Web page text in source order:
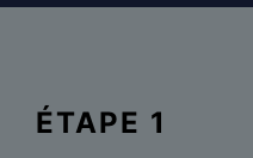
ÉTAPE 1